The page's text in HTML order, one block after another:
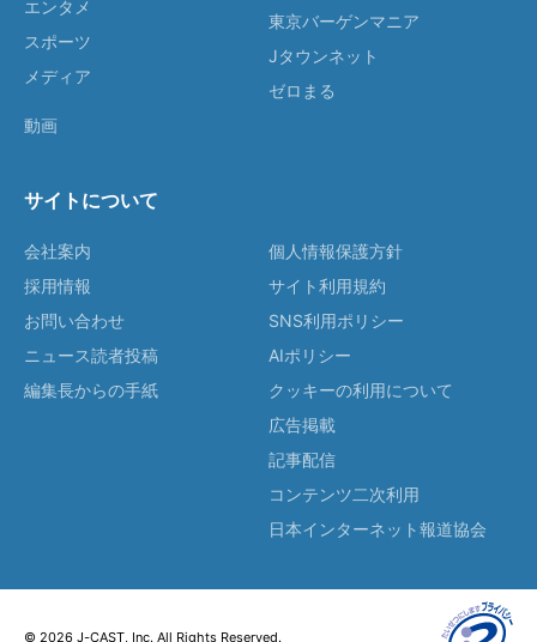
エンタメ
スポーツ
メディア
動画
東京バーゲンマニア
Jタウンネット
ゼロまる
サイトについて
会社案内
採用情報
お問い合わせ
ニュース読者投稿
編集長からの手紙
個人情報保護方針
サイト利用規約
SNS利用ポリシー
AIポリシー
クッキーの利用について
広告掲載
記事配信
コンテンツ二次利用
日本インターネット報道協会
© 2026 J-CAST, Inc. All Rights Reserved.